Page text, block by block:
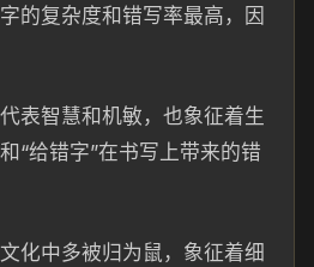
的复杂度和错写率最高，因
表智慧和机敏，也象征着生
“给错字”在书写上带来的错
化中多被归为鼠，象征着细